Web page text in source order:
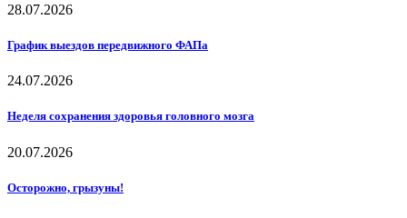
28.07.2026
График выездов передвижного ФАПа
24.07.2026
Неделя сохранения здоровья головного мозга
20.07.2026
Осторожно, грызуны!